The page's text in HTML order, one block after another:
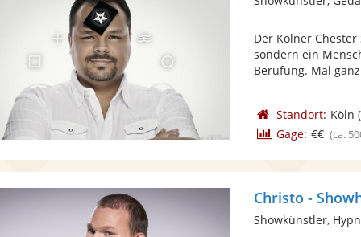
Der Kölner
sondern ein
Berufung. Mal
Standort: Köln
Gage: €€ (ca.
Christo -
Showkünstler,